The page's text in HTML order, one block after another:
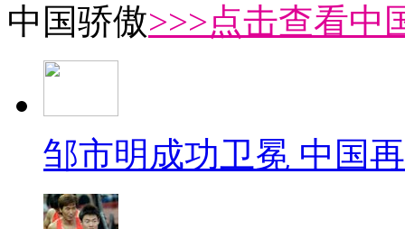
中国骄傲>>>点击查看中
邹市明成功卫冕 中国